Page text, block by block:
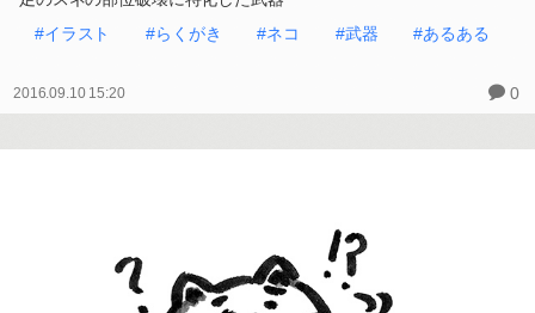
#イラスト
#らくがき #ネコ #武器 #あるある
2016.09.10 15:20 0